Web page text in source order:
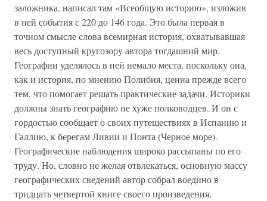
заложника, написал там «Всеобщую историю», изложив
в ней события с 220 до 146 года. Это была первая в
точном смысле слова всемирная история, охватывавшая
весь доступный кругозору автора тогдашний мир.
Географии уделялось в ней немало места, поскольку она,
как и история, по мнению Полибия, ценна прежде всего
тем, что помогает решать практические задачи. Историки
должны знать географию не хуже полководцев. И он с
гордостью сообщает о своих путешествиях в Испанию и
Галлию, к берегам Ливии и Понта (Черное море).
Географические наблюдения широко рассыпаны по его
труду. Но, словно не желая отвлекаться, основную массу
географических сведений автор собрал воедино в
тридцать четвертой книге своего произведения,